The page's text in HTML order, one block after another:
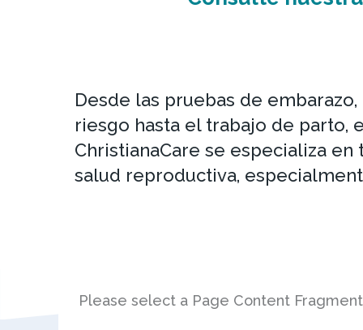
Desde las pruebas de
riesgo hasta el trabajo de parto,
ChristianaCare se especializa
salud reproductiva,
Please select a Page Content